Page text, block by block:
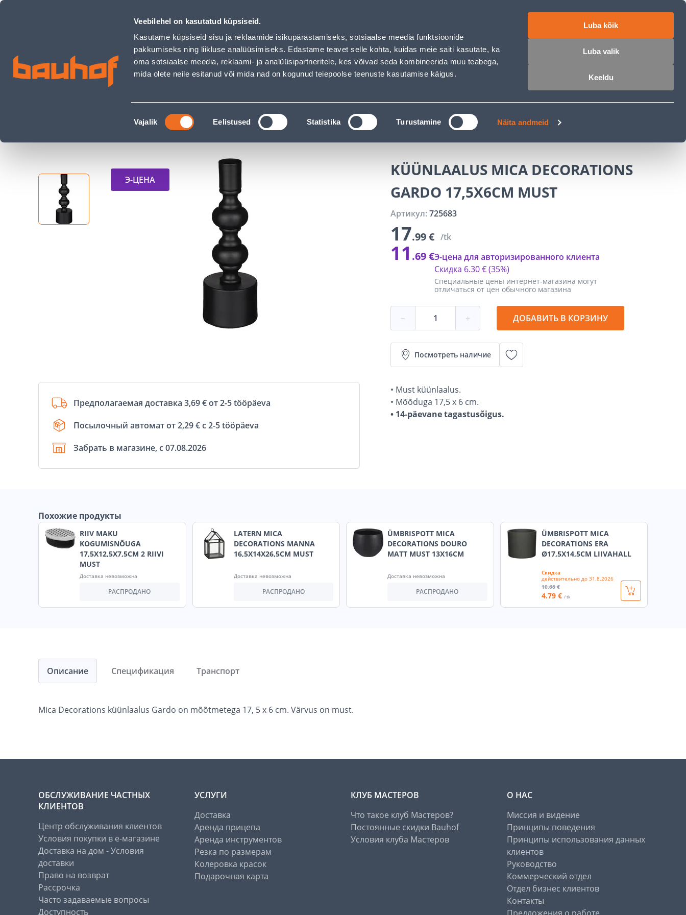
Veebilehel on kasutatud küpsiseid.
Kasutame küpsiseid sisu ja reklaamide isikupärastamiseks, sotsiaalse meedia funktsioonide
pakkumiseks ning liikluse analüüsimiseks. Edastame teavet selle kohta, kuidas meie saiti kasutate, ka
oma sotsiaalse meedia, reklaami- ja analüüsipartneritele, kes võivad seda kombineerida muu teabega,
mida olete neile esitanud või mida nad on kogunud teiepoolse teenuste kasutamise käigus.
Nõusoleku
valik
Vajalik Eelistused Statistika Turustamine Näita andmeid
Luba kõik
Luba valik
Keeldu
KÜÜNLAALUS MICA DECORATIONS GARDO 17,5X6CM MUST - Bauhof has loaded ETRUEN
ПОИСК Войти Корзина
ТОВАРЫ КЛУБ МАСТЕРОВ БЛОГИ
Строительный магазин Bauhof Интерьер и обстановка дома Свечи и аксессуары
Подсвечники и аксессуары
KÜÜNLAALUS MICA DECORATIONS GARDO 17,5X6CM MUST
Э-ЦЕНА
Предполагаемая доставка 3,69 € от 2-5 tööpäeva
Посылочный автомат от 2,29 € с 2-5 tööpäeva
Забрать в магазине, с 07.08.2026
KÜÜNLAALUS MICA DECORATIONS
GARDO 17,5X6CM MUST
Артикул:725683
17.99 € /tk
11 .69 €
Специальные цены интернет-магазина могут
отличаться от цен обычного магазина
Скидка 6.30 €(35%)
Э-цена для авторизированного клиента
− + ДОБАВИТЬ В КОРЗИНУ
Посмотреть наличие
• Must küünlaalus.
• Mõõduga 17,5 x 6 cm.
• 14-päevane tagastusõigus.
Похожие продукты
RIIV MAKU
KOGUMISNÕUGA
17,5X12,5X7,5CM 2 RIIVI
MUST
Доставка невозможна
РАСПРОДАНО
LATERN MICA
DECORATIONS MANNA
16,5X14X26,5CM MUST
Доставка невозможна
РАСПРОДАНО
ÜMBRISPOTT MICA
DECORATIONS DOURO
MATT MUST 13X16CM
Доставка невозможна
РАСПРОДАНО
ÜMBRISPOTT MICA
DECORATIONS ERA
Ø17,5X14,5CM LIIVAHALL
Скидка
действительно до 31.8.2026
10.66 €
4.79 € / tk
Описание
Mica Decorations küünlaalus Gardo on mõõtmetega 17, 5 x 6 cm. Värvus on must.
Спецификация Транспорт
ОБСЛУЖИВАНИЕ ЧАСТНЫХ
КЛИЕНТОВ
Центр обслуживания клиентов
Условия покупки в е-магазине
Доставка на дом - Условия
доставки
Право на возврат
Рассрочка
Часто задаваемые вопросы
Доступность
УСЛУГИ
Доставка
Аренда прицепа
Аренда инструментов
Резка по размерам
Колеровка красок
Подарочная карта
КЛУБ МАСТЕРОВ
Что такое клуб Мастеров?
Постоянные скидки Bauhof
Условия клуба Мастеров
О НАС
Миссия и видение
Принципы поведения
Принципы использования данных
клиентов
Руководство
Коммерческий отдел
Отдел бизнес клиентов
Контакты